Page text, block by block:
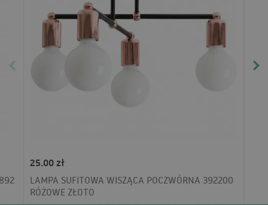
25.00 zł
LAMPA SUFITOWA WISZĄCA POCZWÓRNA 392200
RÓŻOWE ZŁOTO